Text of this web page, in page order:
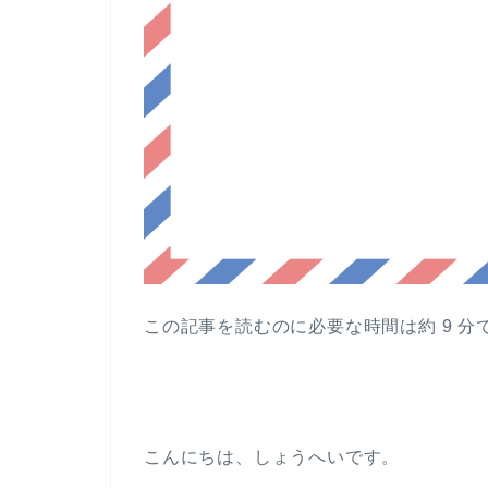
この記事を読むのに必要な時間は約 9 分
こんにちは、しょうへいです。